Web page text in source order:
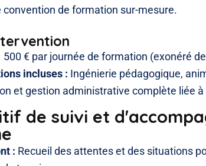
convention de formation sur-mesure.
500 € par journée de formation (exonéré
incluses : Ingénierie pédagogique,
et gestion administrative complète liée
de suivi et
: Recueil des attentes et des situations